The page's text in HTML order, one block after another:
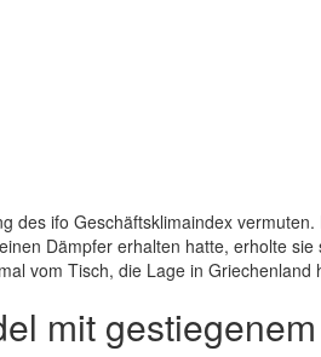
ifo Geschäftsklimaindex
Dämpfer erhalten hatte, erholte
vom Tisch, die Lage in
mit